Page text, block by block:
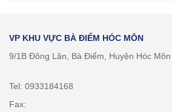
VP KHU VỰC BÀ ĐIỂM HÓC MÔN
9/1B Đông Lân, Bà Điểm, Huyện Hóc Môn
Tel: 0933184168
Fax: